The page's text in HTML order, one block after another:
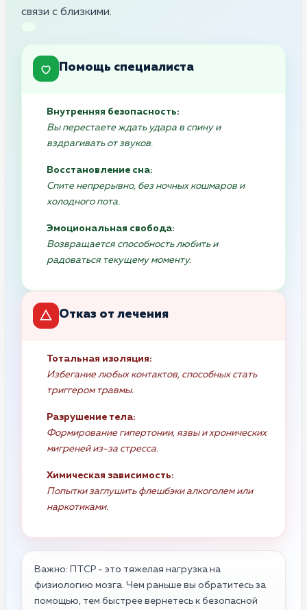
связи с близкими.
Помощь специалиста
Внутренняя безопасность:
Вы перестаете ждать удара в спину и
вздрагивать от звуков.
Восстановление сна:
Спите непрерывно, без ночных кошмаров и
холодного пота.
Эмоциональная свобода:
Возвращается способность любить и
радоваться текущему моменту.
Отказ от лечения
Тотальная изоляция:
Избегание любых контактов, способных стать
триггером травмы.
Разрушение тела:
Формирование гипертонии, язвы и хронических
мигреней из-за стресса.
Химическая зависимость:
Попытки заглушить флешбэки алкоголем или
наркотиками.
Важно: ПТСР - это тяжелая нагрузка на
физиологию мозга. Чем раньше вы обратитесь за
помощью, тем быстрее вернетесь к безопасной